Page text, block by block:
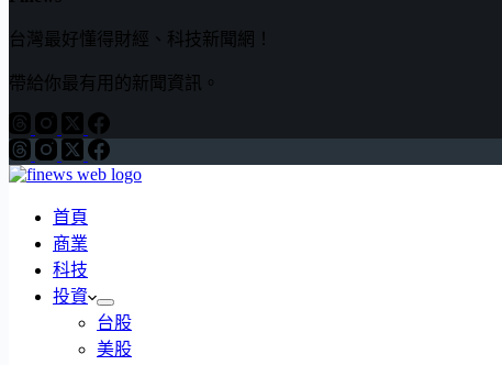
台灣最好懂得財經、科技新聞網！
帶給你最有用的新聞資訊。
首頁
商業
科技
投資
台股
美股